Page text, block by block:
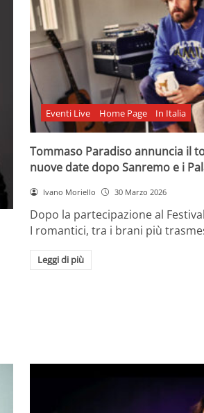
Eventi Live Home Page In Italia
Tommaso Paradiso annuncia il
nuove date dopo Sanremo e i
Ivano Moriello 30 Marzo 2026
Dopo la partecipazione al
I romantici, tra i brani più
Leggi di più